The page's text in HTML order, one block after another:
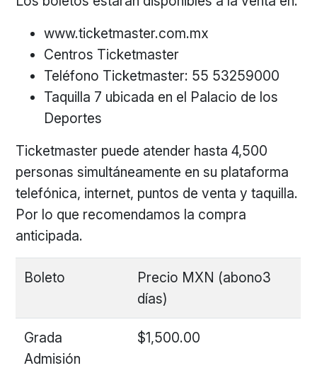
www.ticketmaster.com.mx
Centros Ticketmaster
Teléfono Ticketmaster: 55 53259000
Taquilla 7 ubicada en el Palacio de los
Deportes
Ticketmaster puede atender hasta 4,500
personas simultáneamente en su plataforma
telefónica, internet, puntos de venta y taquilla.
Por lo que recomendamos la compra
anticipada.
Boleto
Precio MXN (abono3
días)
Grada
Admisión
$1,500.00